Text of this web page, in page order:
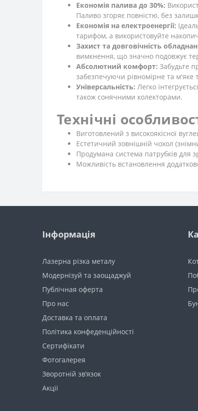
Економія палива до 30%:
Паливо згоряє повністю, без
Економія на електроенергії:
тарифом, а використовуйте
Захист та довговічність
вимкнення, що значно подовжує
Абсолютний комфорт: Забудьте
забезпечуючи рівномірне та м'яке
Універсальність: Легко
також сонячними колекторами.
Технічні
Виготовлений з високоякісної
Естетичний зовнішній чохол
Продумана система патрубків для
Можливість встановлення
Інформація
Лазерна різка металу
Модернізуй та заощаджуй
Публічная оферта
Про нас
Доставка та оплата
Політика конфеденційності
Сертифікати
Фотогалерея
Зворотній зв’язок
Акції